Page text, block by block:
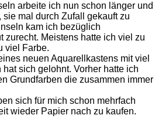
arbeite ich nun schon länger und
mal durch Zufall gekauft zu
kam ich bezüglich
zurecht. Meistens hatte ich viel zu
viel Farbe.
neuen Aquarellkastens mit viel
sich gelohnt. Vorher hatte ich
Grundfarben die zusammen immer
sich für mich schon mehrfach
wieder Papier nach zu kaufen.